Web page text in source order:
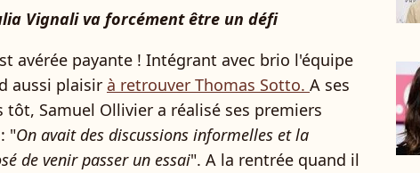
Vignali va forcément être un défi
avérée payante ! Intégrant avec brio l'équipe
aussi plaisir à retrouver Thomas Sotto. A ses
tôt, Samuel Ollivier a réalisé ses premiers
"On avait des discussions informelles et la
de venir passer un essai". A la rentrée quand il